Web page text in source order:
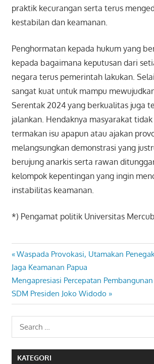
praktik kecurangan serta terus
kestabilan dan keamanan.
Penghormatan kepada hukum yang
kepada bagaimana keputusan dari
negara terus pemerintah lakukan.
sangat kuat untuk mampu
Serentak 2024 yang berkualitas juga
jalankan. Hendaknya masyarakat
termakan isu apapun atau ajakan
melangsungkan demonstrasi yang
berujung anarkis serta rawan
kelompok kepentingan yang ingin
instabilitas keamanan.
*) Pengamat politik Universitas
Navigasi
pos
Previous
Post:
Waspada Provokasi, Utamakan
Jaga Keamanan Papua
Next
Post:
Mengapresiasi Percepatan
SDM Presiden Joko Widodo
KATEGORI